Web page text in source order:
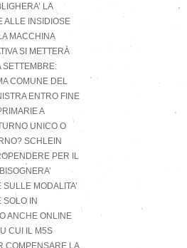
LA
ALLE INSIDIOSE
MACCHINA
SI METTERÀ
SETTEMBRE:
COMUNE DEL
ENTRO FINE
A
UNICO O
SCHLEIN
PER IL
MODALITA’
SOLO IN
ANCHE ONLINE
CUI IL M5S
COMPENSARE LA